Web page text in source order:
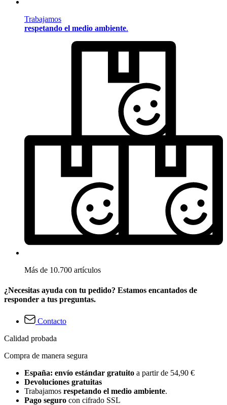
Trabajamos
respetando el medio ambiente.
Más de 10.700 artículos
¿Necesitas ayuda con tu pedido? Estamos encantados de
responder a tus preguntas.
Contacto
Calidad probada
Compra de manera segura
España: envío estándar gratuito a partir de 54,90 €
Devoluciones gratuitas
Trabajamos respetando el medio ambiente.
Pago seguro con cifrado SSL